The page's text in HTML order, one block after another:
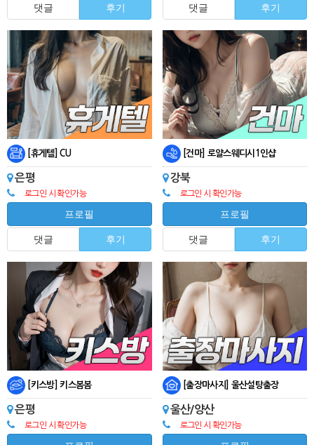
댓글 후기 댓글 후기
[휴게텔] CU
은평
로그인 시 확인가능
프로필
댓글 후기
[건마] 로얄스웨디시1인샵
강북
로그인 시 확인가능
프로필
댓글 후기
[키스방] 키스봄봄
은평
로그인 시 확인가능
[출장마사지] 울산설탕출장
울산/양산
로그인 시 확인가능